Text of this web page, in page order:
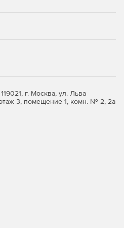
за ненужные ему элементы
централизованное
станций, требуется
Dr.Web Enterprise
распределенных интранет-
файловых серверов и
терминальные серверы),
г. Москва, ул. Льва
3, помещение 1, комн. № 2, 2а